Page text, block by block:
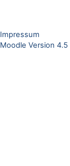
Impressum
Moodle Version 4.5